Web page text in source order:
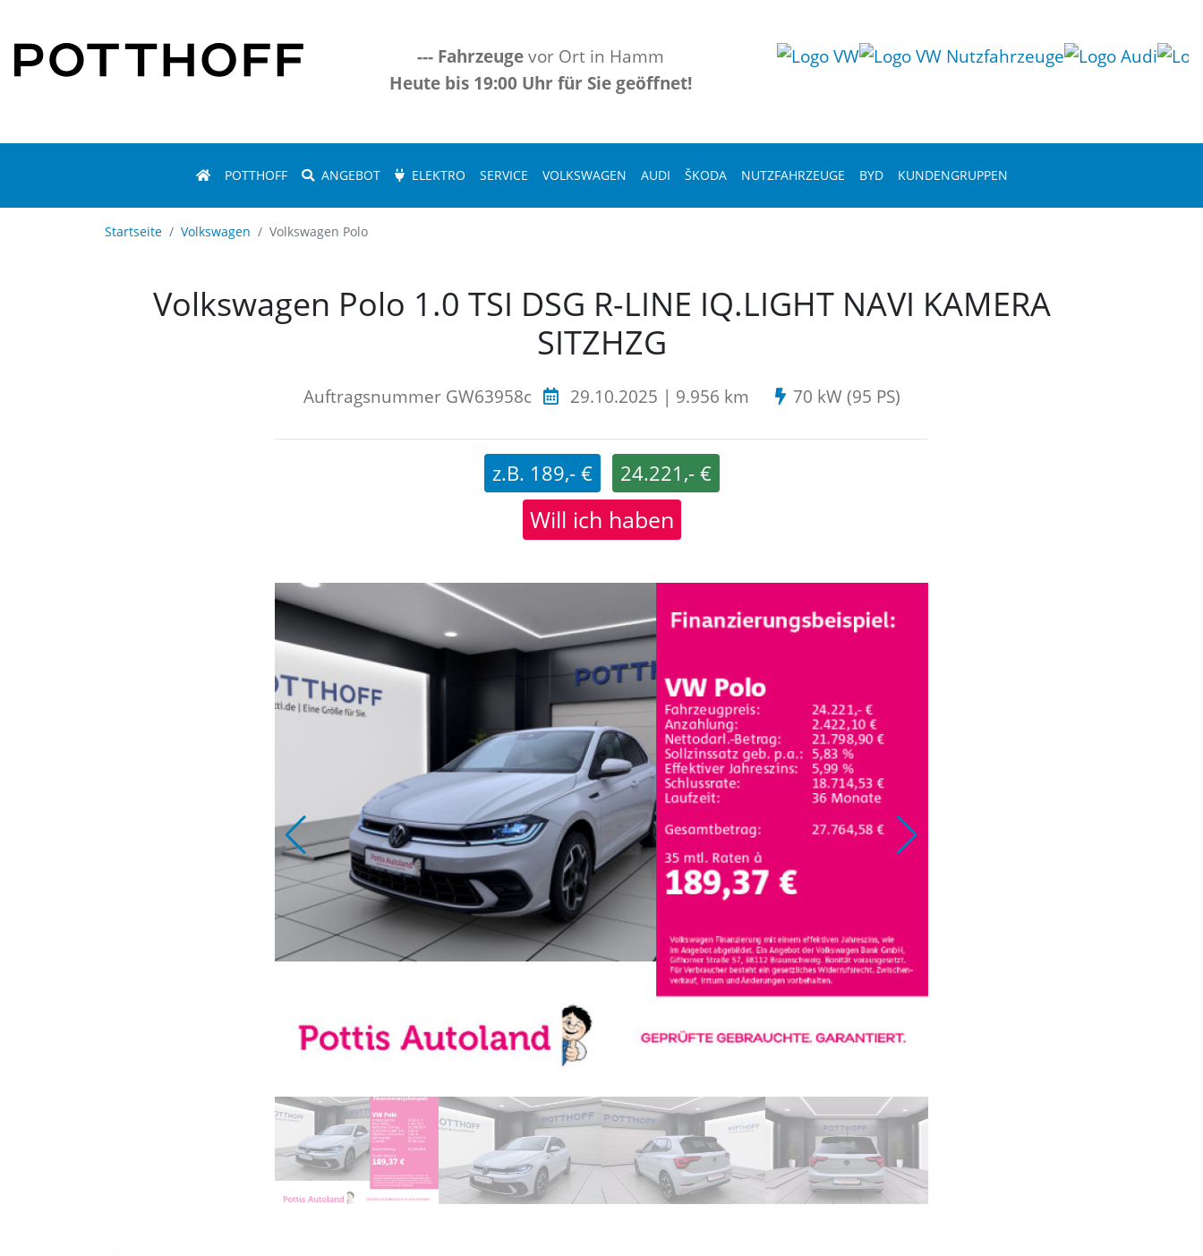
---Fahrzeugevor Ort in Hamm
Heute bis 19:00 Uhr für Sie geöffnet!
POTTHOFF ANGEBOT ELEKTRO SERVICE VOLKSWAGEN AUDI ŠKODA NUTZFAHRZEUGE BYD KUNDENGRUPPEN
Startseite Volkswagen Volkswagen Polo
Volkswagen Polo 1.0 TSI DSG R-LINE IQ.LIGHT NAVI KAMERA
SITZHZG
Auftragsnummer GW63958c 29.10.2025 | 9.956 km 70 kW (95 PS)
z.B. 189,- € 24.221,- €
Will ich haben